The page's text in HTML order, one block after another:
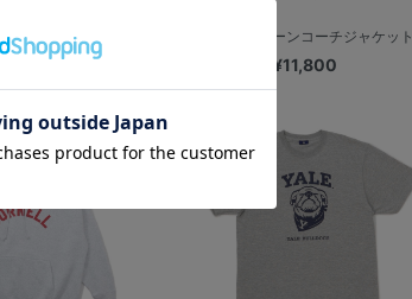
Tシャツ/PLBロゴ
¥5,000
【+B】/2トーンコーチジャケット
¥11,800